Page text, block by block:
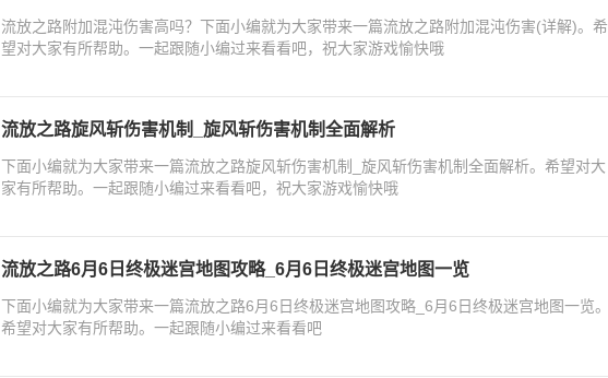
流放之路附加混沌伤害高吗？下面小编就为大家带来一篇流放之路附加混沌伤害(详解)。希
望对大家有所帮助。一起跟随小编过来看看吧，祝大家游戏愉快哦
流放之路旋风斩伤害机制_旋风斩伤害机制全面解析
下面小编就为大家带来一篇流放之路旋风斩伤害机制_旋风斩伤害机制全面解析。希望对大
家有所帮助。一起跟随小编过来看看吧，祝大家游戏愉快哦
流放之路6月6日终极迷宫地图攻略_6月6日终极迷宫地图一览
下面小编就为大家带来一篇流放之路6月6日终极迷宫地图攻略_6月6日终极迷宫地图一览。
希望对大家有所帮助。一起跟随小编过来看看吧